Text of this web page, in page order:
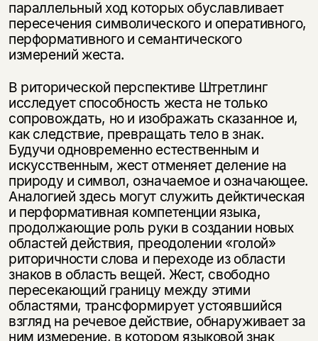
параллельный ход которых обуславливает
пересечения символического и оперативного,
перформативного и семантического
измерений жеста.
В риторической перспективе Штретлинг
исследует способность жеста не только
сопровождать, но и изображать сказанное и,
как следствие, превращать тело в знак.
Будучи одновременно естественным и
искусственным, жест отменяет деление на
природу и символ, означаемое и означающее.
Аналогией здесь могут служить дейктическая
и перформативная компетенции языка,
продолжающие роль руки в создании новых
областей действия, преодолении «голой»
риторичности слова и переходе из области
знаков в область вещей. Жест, свободно
пересекающий границу между этими
областями, трансформирует устоявшийся
взгляд на речевое действие, обнаруживает за
ним измерение, в котором языковой знак